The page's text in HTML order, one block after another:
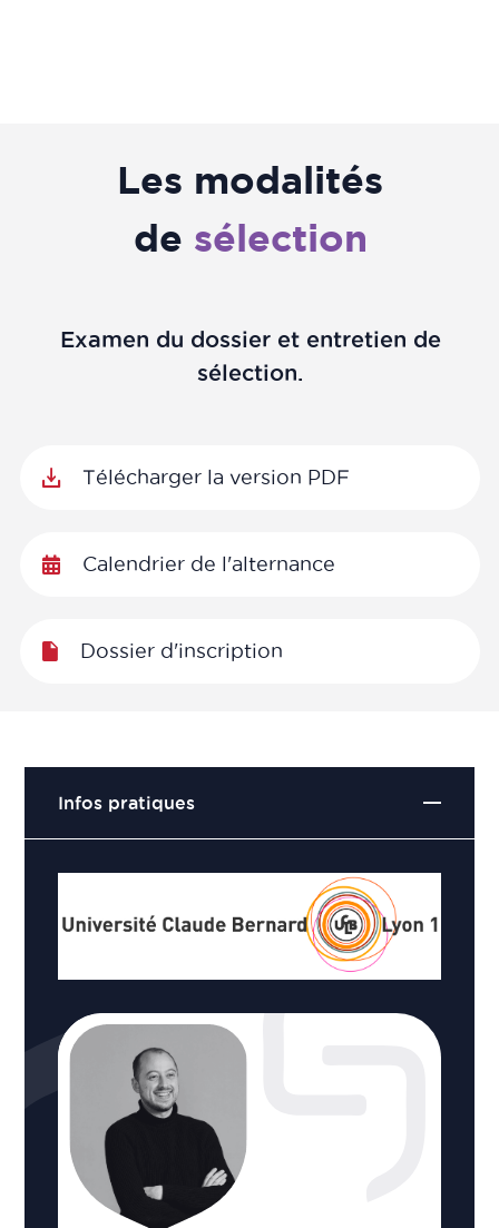
Les modalités
de sélection
Examen du dossier et entretien de
sélection.
Télécharger la version PDF
Calendrier de l'alternance
Dossier d'inscription
Infos pratiques